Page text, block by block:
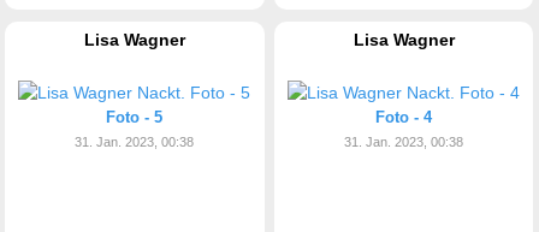
Lisa Wagner
Foto - 5
31. Jan. 2023, 00:38
Lisa Wagner
Foto - 4
31. Jan. 2023, 00:38